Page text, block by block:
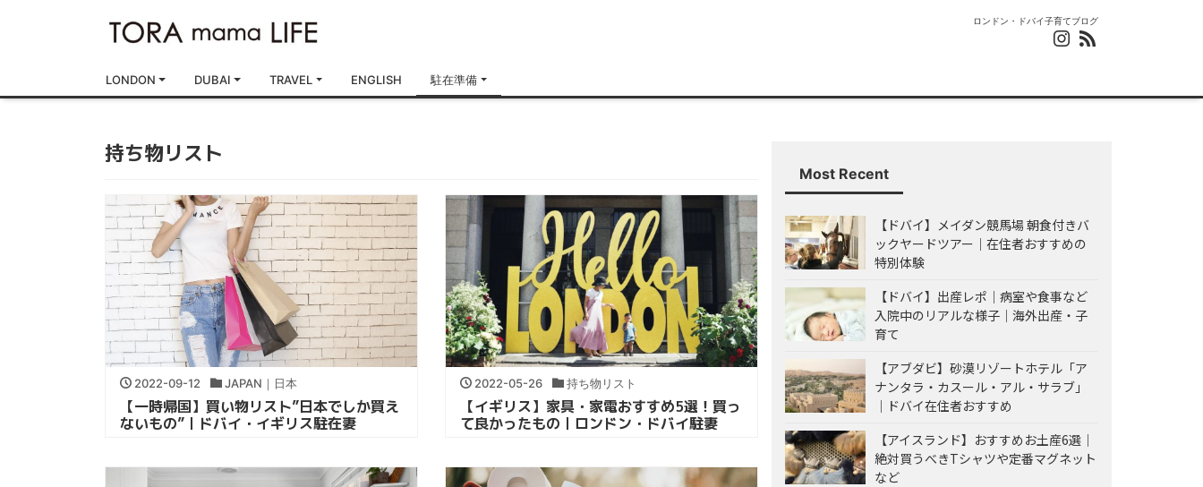
ロンドン・ドバイ子育てブログ
LONDON DUBAI TRAVEL ENGLISH 駐在準備
持ち物リスト
2022-09-12 JAPAN｜日本
【一時帰国】買い物リスト”日本でしか買え
ないもの”｜ドバイ・イギリス駐在妻
2022-05-26 持ち物リスト
【イギリス】家具・家電おすすめ5選！買っ
て良かったもの｜ロンドン・ドバイ駐妻
Most Recent
【ドバイ】メイダン競馬場 朝食付きバ
ックヤードツアー｜在住者おすすめの
特別体験
【ドバイ】出産レポ｜病室や食事など
入院中のリアルな様子｜海外出産・子
育て
【アブダビ】砂漠リゾートホテル「ア
ナンタラ・カスール・アル・サラブ」
｜ドバイ在住者おすすめ
【アイスランド】おすすめお土産6選｜
絶対買うべきTシャツや定番マグネット
など